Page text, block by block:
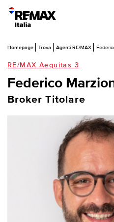
Homepage Trova Agenti RE/MAX
RE/MAX Aequitas 3
Federico
Broker Titolare